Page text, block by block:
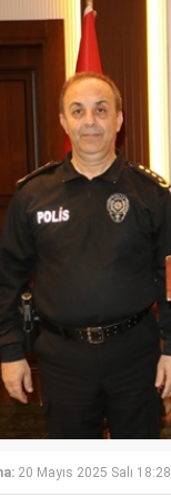
20 Mayıs 2025 Salı 18:28